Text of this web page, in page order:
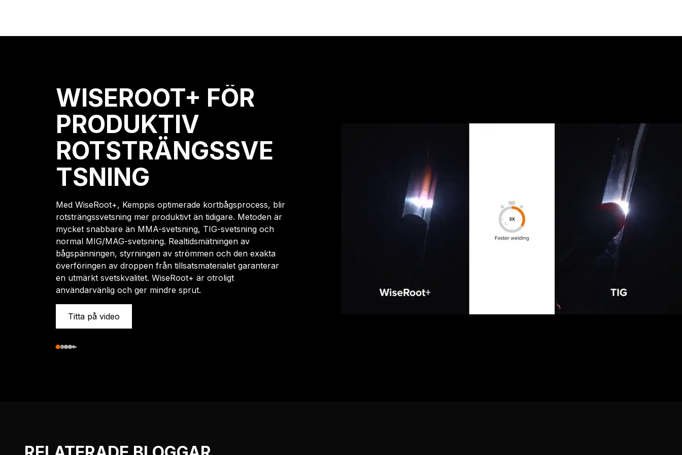
WISEROOT+ FÖR
PRODUKTIV
ROTSTRÄNGSSVE
TSNING
Med WiseRoot+, Kemppis optimerade kortbågsprocess, blir
rotsträngssvetsning mer produktivt än tidigare. Metoden är
mycket snabbare än MMA-svetsning, TIG-svetsning och
normal MIG/MAG-svetsning. Realtidsmätningen av
bågspänningen, styrningen av strömmen och den exakta
överföringen av droppen från tillsatsmaterialet garanterar
en utmärkt svetskvalitet. WiseRoot+ är otroligt
användarvänlig och ger mindre sprut.
Titta på video